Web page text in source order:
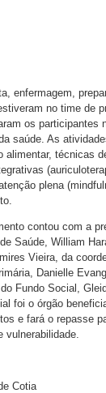
enfermagem,
no time de
os participantes
saúde. As
alimentar, técnicas
plena
contou com a
Saúde, William
Vieira, da
Danielle
Fundo Social,
foi o órgão
e fará o repasse
vulnerabilidade.
Cotia